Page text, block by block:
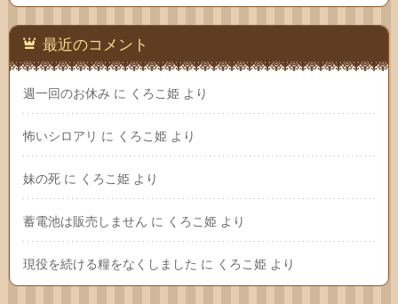
最近のコメント
週一回のお休み に くろこ姫 より
怖いシロアリ に くろこ姫 より
妹の死 に くろこ姫 より
蓄電池は販売しません に くろこ姫 より
現役を続ける糧をなくしました に くろこ姫 より